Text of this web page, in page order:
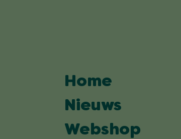
Home
Nieuws
Webshop